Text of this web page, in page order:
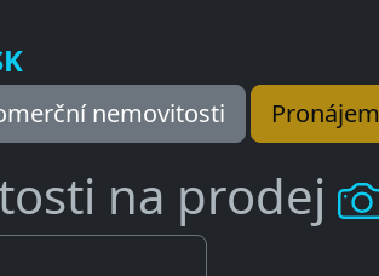
nemovitosti Pronájem
na prodej